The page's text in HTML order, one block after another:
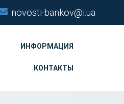
novosti-bankov@i.ua
ИНФОРМАЦИЯ
КОНТАКТЫ